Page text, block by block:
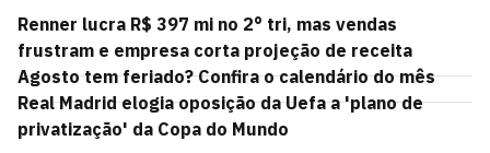
Renner lucra R$ 397 mi no 2° tri, mas vendas
frustram e empresa corta projeção de receita
Agosto tem feriado? Confira o calendário do mês
Real Madrid elogia oposição da Uefa a 'plano de
privatização' da Copa do Mundo